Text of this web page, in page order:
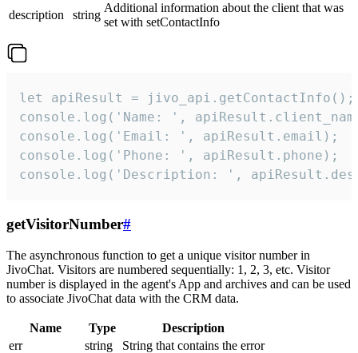
description
string
Additional information about the client that was
set with setContactInfo
let apiResult = jivo_api.getContactInfo();
console.log('Name: ',
console.log('Email: ', apiResult.email);
console.log('Phone: ', apiResult.phone);
console.log('Description: ',
getVisitorNumber#
The asynchronous function to get a unique visitor number in
JivoChat. Visitors are numbered sequentially: 1, 2, 3, etc. Visitor
number is displayed in the agent's App and archives and can be used
to associate JivoChat data with the CRM data.
Name Type
Description
err
string
String that contains the error